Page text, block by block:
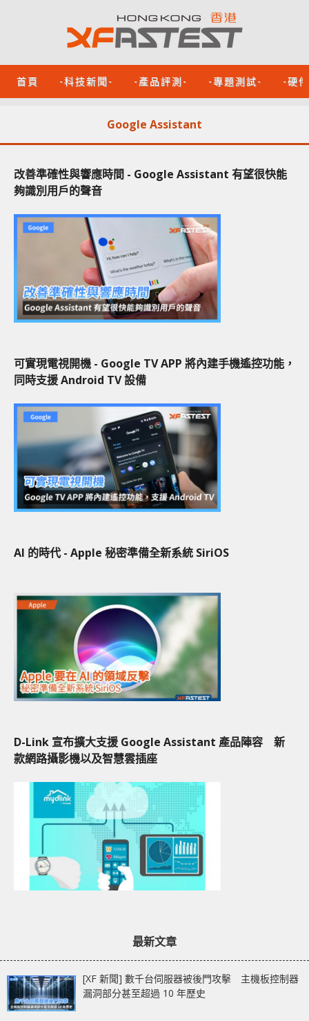
首頁 -科技新聞- -產品評測- -專題測試- -硬
Google Assistant
改善準確性與響應時間 - Google Assistant 有望很快能
夠識別用戶的聲音
可實現電視開機 - Google TV APP 將內建手機遙控功能，
同時支援 Android TV 設備
AI 的時代 - Apple 秘密準備全新系統 SiriOS
D-Link 宣布擴大支援 Google Assistant 產品陣容 新
款網路攝影機以及智慧雲插座
最新文章
[XF 新聞] 數千台伺服器被後門攻擊 主機板控制器
漏洞部分甚至超過 10 年歷史